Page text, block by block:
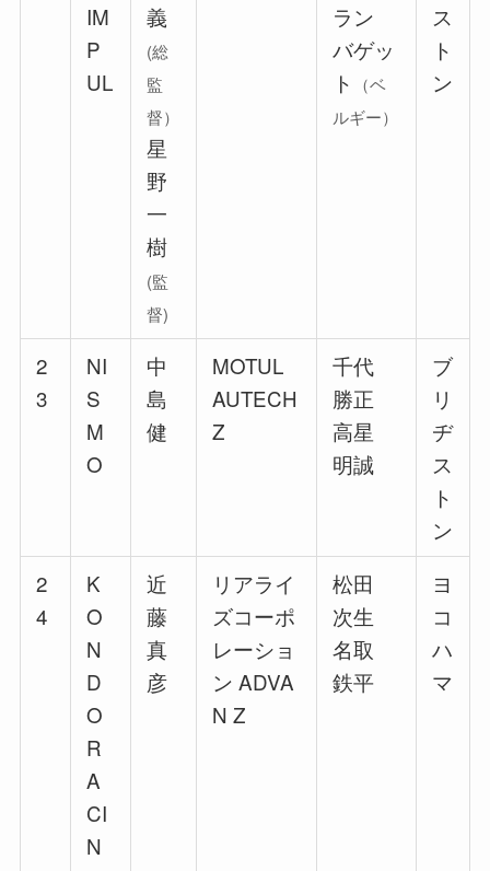
IM
P
UL
義
(総
監
督）
星
野
一
樹
(監
督)
ラン
バゲッ
ト
（ベ
ルギー）
ス
ト
ン
2
3
NI
S
M
O
中
島
健
MOTUL
AUTECH
Z
千代
勝正
高星
明誠
ブ
リ
ヂ
ス
ト
ン
2
4
K
O
N
D
O
R
A
CI
N
近
藤
真
彦
リアライ
ズコーポ
レーショ
ン ADVA
N Z
松田
次生
名取
鉄平
ヨ
コ
ハ
マ